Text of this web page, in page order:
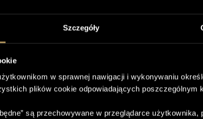
Szczegóły
w sprawnej nawigacji i wykonywaniu
plików cookie odpowiadających poszczególnym
są przechowywane w przeglądarce użytkownika,